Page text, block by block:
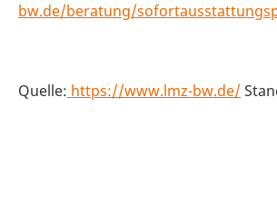
bw.de/beratung/
Quelle: https://www.lmz-bw.de/